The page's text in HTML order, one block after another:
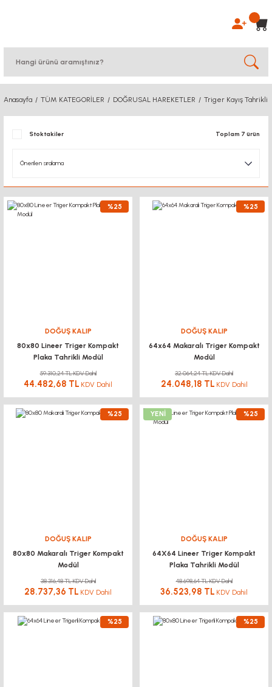
Anasayfa TÜM KATEGORİLER DOĞRUSAL HAREKETLER Triger Kayış
Stoktakiler Toplam 7 ürün
%25
DOĞUŞ KALIP
80x80 Lineer Triger Kompakt
Plaka Tahrikli Modül
59.310,24 TL KDV Dahil
44.482,68 TL KDV Dahil
%25
DOĞUŞ KALIP
64x64 Makaralı Triger Kompakt
Modül
32.064,24 TL KDV Dahil
24.048,18 TL KDV Dahil
%25
DOĞUŞ KALIP
80x80 Makaralı Triger Kompakt
Modül
38.316,48 TL KDV Dahil
28.737,36 TL KDV Dahil
YENİ %25
DOĞUŞ KALIP
64X64 Lineer Triger Kompakt
Plaka Tahrikli Modül
48.698,64 TL KDV Dahil
36.523,98 TL KDV Dahil
%25 %25